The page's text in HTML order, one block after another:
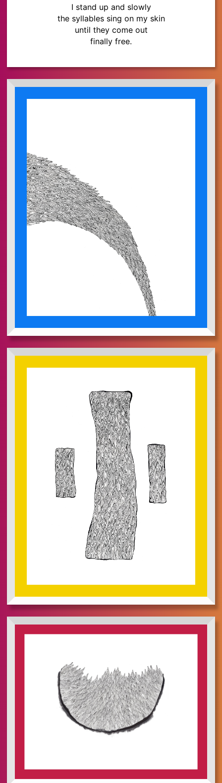
I stand up and slowly
the syllables sing on my skin
until they come out
finally free.